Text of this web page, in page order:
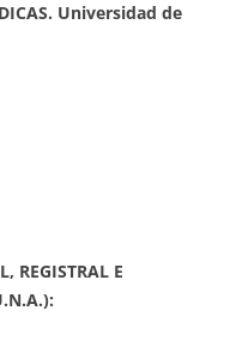
Universidad de
REGISTRAL E